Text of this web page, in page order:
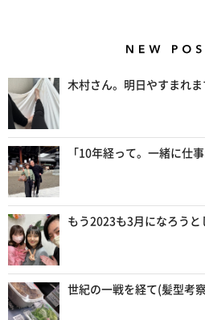
木村さん。明日やすまれま
「10年経って。一緒に仕
もう2023も3月になろうと
世紀の一戦を経て(髪型考